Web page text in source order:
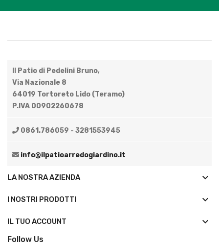
Il Patio di Pedelini Bruno,
Via Nazionale 8
64019 Tortoreto Lido (Teramo)
P.IVA 00902260678
0861.786059 - 3281553945
info@ilpatioarredogiardino.it
LA NOSTRA AZIENDA keyboard_arrow_down
I NOSTRI PRODOTTI keyboard_arrow_down
IL TUO ACCOUNT 
Follow Us